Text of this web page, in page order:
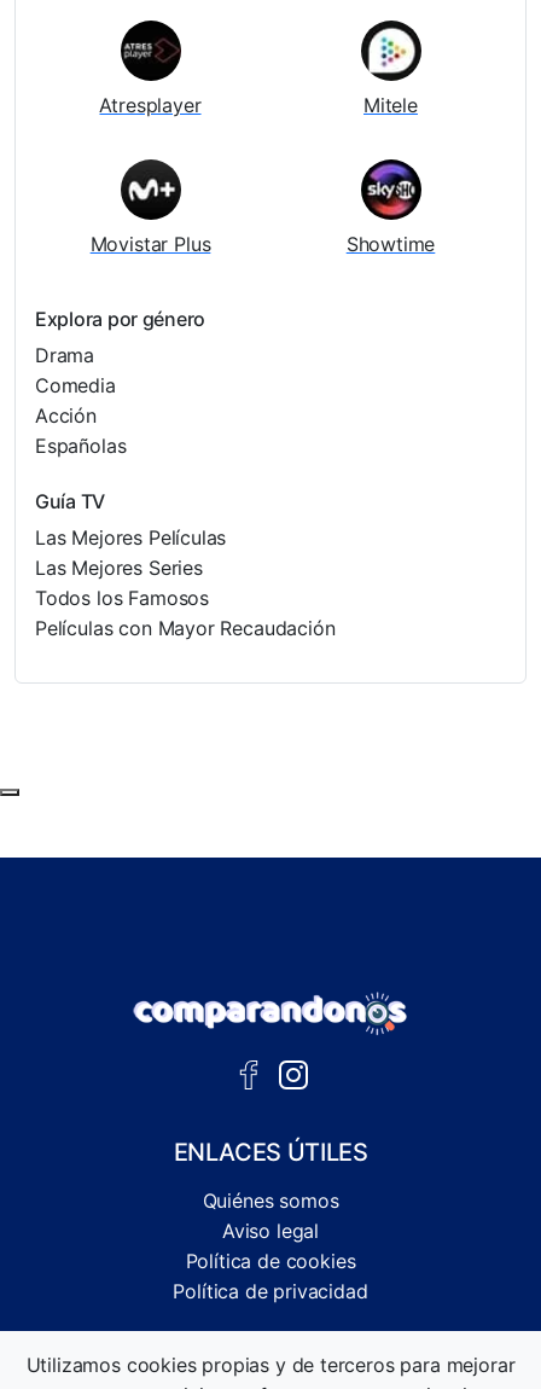
Atresplayer Mitele
Movistar Plus Showtime
Explora por género
Drama
Comedia
Acción
Españolas
Guía TV
Las Mejores Películas
Las Mejores Series
Todos los Famosos
Películas con Mayor Recaudación
ENLACES ÚTILES
Quiénes somos
Aviso legal
Política de cookies
Política de privacidad
informativas.
Utilizamos cookies propias y de terceros para mejorar